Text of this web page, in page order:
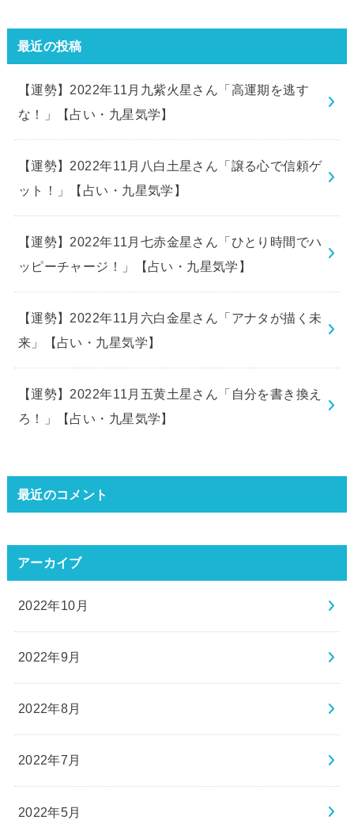
最近の投稿
【運勢】2022年11月九紫火星さん「高運期を逃す
な！」【占い・九星気学】
【運勢】2022年11月八白土星さん「譲る心で信頼ゲ
ット！」【占い・九星気学】
【運勢】2022年11月七赤金星さん「ひとり時間でハ
ッピーチャージ！」【占い・九星気学】
【運勢】2022年11月六白金星さん「アナタが描く未
来」【占い・九星気学】
【運勢】2022年11月五黄土星さん「自分を書き換え
ろ！」【占い・九星気学】
最近のコメント
アーカイブ
2022年10月
2022年9月
2022年8月
2022年7月
2022年5月